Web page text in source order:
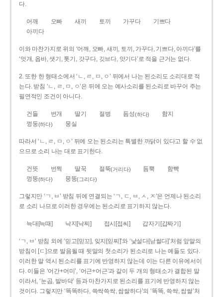
다.
어깨 오빠 새끼 토끼 가꾸다
기쁘다
아끼다
이와 마찬가지로 위의 ‘어깨, 오빠, 새끼, 토끼, 가꾸다, 기쁘다, 아끼다’를
‘엇개, 옵바, 샛기, 톳기, 갓구다, 깃브다, 앗기다’로 적을 근거는 없다.
2. 또한 한 형태소에서 ‘ㄴ, ㄹ, ㅁ, ㅇ’ 뒤에서 나는 된소리도 소리대로 적
는다. 받침 ‘ㄴ, ㄹ, ㅁ, ㅇ’은 뒤에 오는 예사소리를 된소리로 바꾸어 주는
필연적인 조건이 아니다.
건들 번개 딸기 절벙 듬성(하다)
함지
껑둥(하다) 뭉실
따라서 ‘ㄴ, ㄹ, ㅁ, ㅇ’ 뒤에 오는 된소리는 특별한 까닭이 있다고 할 수 없
으므로 소리 나는 대로 표기한다.
건뜻 번쩍 딸꾹 절뚝(거리다) 듬뿍
함빡
껑뚱(하다) 뭉뚱(그리다)
그렇지만 ‘ㄱ, ㅂ’ 받침 뒤에 연결되는 ‘ㄱ, ㄷ, ㅂ, ㅅ, ㅈ’은 언제나 된소리
로 소리 나므로 이러한 경우에는 된소리로 표기하지 않는다.
늑대[늑때] 낙지[낙찌] 접시[접씨] 갑자기[갑짜기]
‘ㄱ, ㅂ’ 받침 외에 ‘믿고[믿꼬], 잊지[읻찌]’와 ‘낯설다[낟썰다]’처럼 앞말의
받침이 [ㄷ]으로 발음될 때 뒷말의 첫소리가 된소리로 나는 예들도 있다.
이러한 말 역시 된소리를 표기에 반영하지 않는데 이는 다른 이유에서이
다. 이들은 ‘어간+어미’, ‘어근+어근’과 같이 두 개의 형태소가 결합된 말
이라서, ‘눈곱, 발바닥’ 등과 마찬가지로 된소리를 표기에 반영하지 않는
것이다. 그렇지만 ‘똑똑하다, 쓱싹쓱싹, 쌉쌀하다’의 ‘똑똑, 쓱싹, 쌉쌀’처